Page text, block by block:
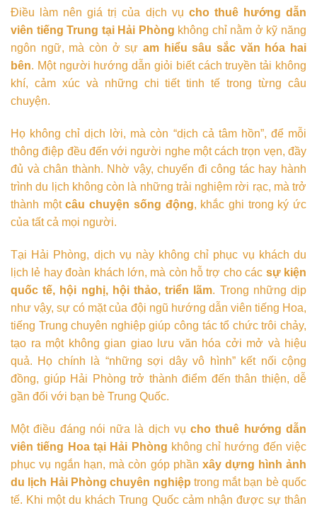
Điều làm nên giá trị của dịch vụ cho thuê hướng dẫn
viên tiếng Trung tại Hải Phòng không chỉ nằm ở kỹ năng
ngôn ngữ, mà còn ở sự am hiểu sâu sắc văn hóa hai
bên. Một người hướng dẫn giỏi biết cách truyền tải không
khí, cảm xúc và những chi tiết tinh tế trong từng câu
chuyện.
Họ không chỉ dịch lời, mà còn “dịch cả tâm hồn”, để mỗi
thông điệp đều đến với người nghe một cách trọn vẹn, đầy
đủ và chân thành. Nhờ vậy, chuyến đi công tác hay hành
trình du lịch không còn là những trải nghiệm rời rạc, mà trở
thành mộtcâu chuyện sống động, khắc ghi trong ký ức
của tất cả mọi người.
Tại Hải Phòng, dịch vụ này không chỉ phục vụ khách du
lịch lẻ hay đoàn khách lớn, mà còn hỗ trợ cho các sự kiện
quốc tế, hội nghị, hội thảo, triển lãm. Trong những dịp
như vậy, sự có mặt của đội ngũ hướng dẫn viên tiếng Hoa,
tiếng Trung chuyên nghiệp giúp công tác tổ chức trôi chảy,
tạo ra một không gian giao lưu văn hóa cởi mở và hiệu
quả. Họ chính là “những sợi dây vô hình” kết nối cộng
đồng, giúp Hải Phòng trở thành điểm đến thân thiện, dễ
gần đối với bạn bè Trung Quốc.
Một điều đáng nói nữa là dịch vụcho thuê hướng dẫn
viên tiếng Hoa tại Hải Phòng không chỉ hướng đến việc
phục vụ ngắn hạn, mà còn góp phần xây dựng hình ảnh
du lịch Hải Phòng chuyên nghiệp trong mắt bạn bè quốc
tế. Khi một du khách Trung Quốc cảm nhận được sự thân